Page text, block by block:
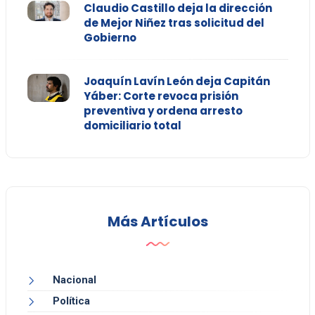
Claudio Castillo deja la dirección
de Mejor Niñez tras solicitud del
Gobierno
Joaquín Lavín León deja Capitán
Yáber: Corte revoca prisión
preventiva y ordena arresto
domiciliario total
Más Artículos
Nacional
Política